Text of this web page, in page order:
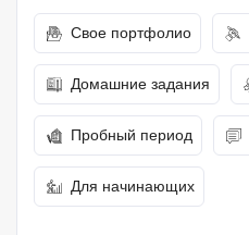
Свое портфолио
Домашние задания
Пробный период
Для начинающих